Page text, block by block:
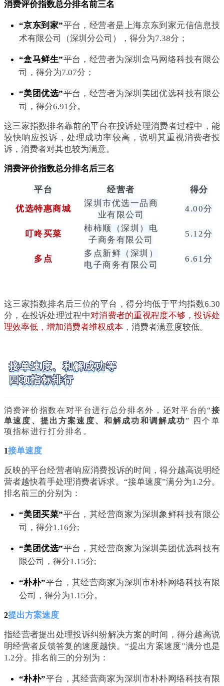
消费评价指数总分排名前三名
“京东到家”平台，经营者是上海京东到家元信信息技
术有限公司（深圳分公司），得分为7.38分；
“盒马鲜生”平台，经营者为深圳盒马网络科技有限公
司，得分为7.07分；
“美团优选”平台，经营者为深圳美团优选科技有限公
司，得分6.91分。
这三家指数排名靠前的平台在投诉处理消费者过程中，能
较快响应投诉，处理成功率较高，说明其重视消费者投
诉，消费者对其也较为满意。
消费评价指数总分排名后三名
平台 经营者
得分
优选特惠商城
深圳市优选一品商
业有限公司
4.00分
叮咚买菜
柿柿顺（深圳）电
子商务有限公司
5.12分
多点
多点新鲜（深圳）
电子商务有限公司
6.61分
这三家指数排名后三位的平台，得分均低于平均指数6.30
分，在投诉处理过程中对消费者的重视程度不够，投诉处
理效率低，增加消费者维权成本 ，消费者满意度较低。
接单速度、和解成功等
四项指标排行
消费评价指数在对平台进行总分排名外，还对平台的“接
单速度、提出方案速度、和解成功和调解成功” 四个单
项指标进行打分排名。
1接单速度
反映的平台经营者响应消费投诉的时间，得分越高说明经
营者越快着手处理消费者诉求。“接单速度”满分为1.2分。
排名前三的分别为：
“美团买菜”平台，其经营商家为深圳象鲜科技有限公
司，得分1.16分;
“美团优选”平台，其经营商家为深圳美团优选科技有
限公司，得分1.15分;
“朴朴”平台，其经营商家为深圳市朴朴网络科技有限
公司，得分为1.15分。
2提出方案速度
指经营者提出处理投诉纠纷解决方案的时间，得分越高说
明经营者反馈答复的速度越快。“提出方案速度”满分也是
1.2分。排名前三的分别为：
“朴朴”平台，其经营商家为深圳市朴朴网络科技有限